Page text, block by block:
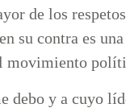
de los
su contra es
movimiento
debo y a cuyo